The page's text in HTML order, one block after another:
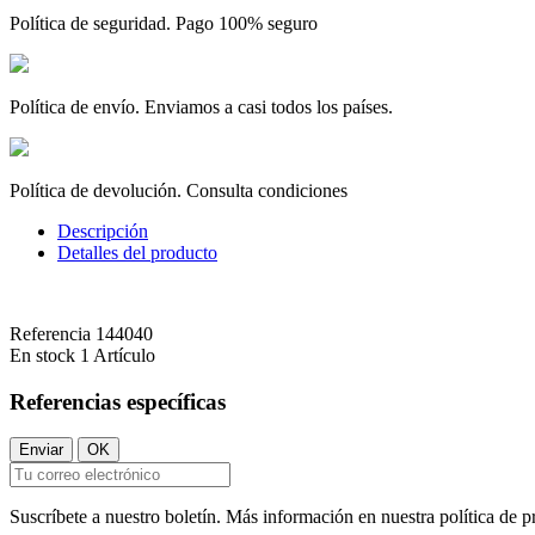
Política de seguridad. Pago 100% seguro
Política de envío. Enviamos a casi todos los países.
Política de devolución. Consulta condiciones
Descripción
Detalles del producto
Referencia 144040
En stock 1 Artículo
Referencias específicas
Suscríbete a nuestro boletín. Más información en nuestra política de